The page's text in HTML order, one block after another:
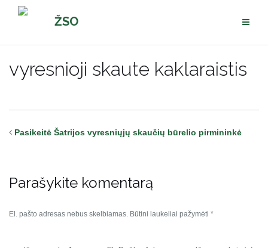
Pereiti
ŽSO
vyresnioji skaute kaklaraistis
Pasikeitė Šatrijos vyresniųjų skaučių būrelio pirmininkė
Parašykite komentarą
El. pašto adresas nebus skelbiamas. Būtini laukeliai pažymėti *